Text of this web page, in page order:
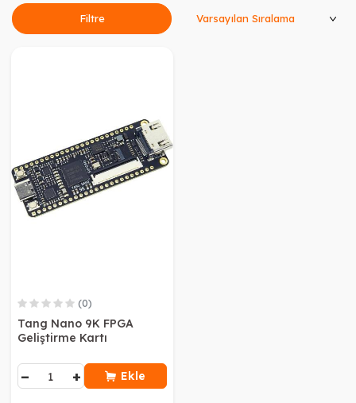
Filtre
(0)
Tang Nano 9K FPGA
Geliştirme Kartı
− + Ekle